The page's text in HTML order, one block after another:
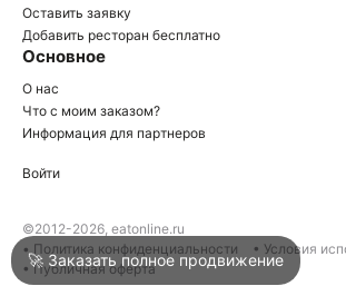
Войти
Написать в техподдержку
Оставить заявку
Добавить ресторан бесплатно
Основное
О нас
Что с моим заказом?
Информация для партнеров
Войти
©2012-2026, eatonline.ru
• Политика конфиденциальности
• Условия
• Публичная оферта
🚀 Заказать полное продвижение